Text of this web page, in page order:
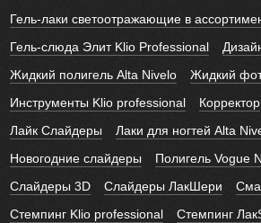
Гель-лаки светоотражающие в
Гель-слюда Элит Klio Professional
Жидкий полигель Alta Nivelo
Жидкий
Инструменты Klio professional
Корректор
Лайк Слайдеры
Лаки для ногтей Alta
Новогодние слайдеры
Полигель Vogue
Слайдеры 3D
Слайдеры ЛакШери
Стемпинг Klio professional
Стемпинг